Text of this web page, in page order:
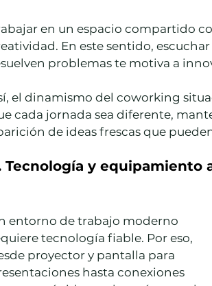
en un espacio compartido
En este sentido,
problemas te motiva a
el dinamismo del coworking
cada jornada sea diferente,
de ideas frescas que
Tecnología y equipamiento
entorno de trabajo moderno
tecnología fiable. Por eso,
proyector y pantalla para
hasta conexiones